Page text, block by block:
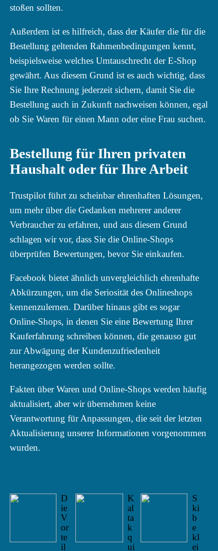
stoßen sollten.
Außerdem ist es hilfreich, dass der Käufer die für die
Bestellung geltenden Rahmenbedingungen kennt,
beispielsweise welches Umtauschrecht der E-Shop
gewährt. Aus diesem Grund ist es auch wichtig, dass
Sie Ihre Rechnung jederzeit sichern, damit Sie die
Bestellung auch in Zukunft nachweisen können, egal
ob Sie Waren für einen Mann oder eine Frau suchen.
Bestellung für Ihren privaten
Haushalt oder für Ihre Arbeit
Trustpilot führt zu scheinbar ehrenhaften Lösungen,
um mehr über die Gedanken mehrerer anderer
Verbraucher zu erfahren, und aus diesem Grund
schlagen wir vor, dass Sie die Online-Shops
überprüfen Bewertungen, bevor Sie einkaufen.
Facebook bietet ähnlich unvergleichlich ehrenhafte
Abkürzungen, um die Seriosität des Onlineshops
kennenzulernen. Darüber hinaus gibt es sogar
Online-Shops, in denen Sie eine Bewertung Ihrer
Kauferfahrung schreiben können, die genauso gut
zur Abwägung der Kundenzufriedenheit
herangezogen werden sollte.
Fakten über Waren und Online-Shops werden häufig
aktualisiert, aber wir übernehmen keine
Verantwortung für Anpassungen, die seit der letzten
Aktualisierung unserer Informationen vorgenommen
wurden.
D
ie
V
or
te
il
K
al
ta
k
q
ui
S
ki
b
e
kl
ei